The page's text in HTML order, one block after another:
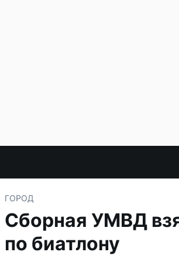
ГОРОД
Сборная УМВД
по биатлону